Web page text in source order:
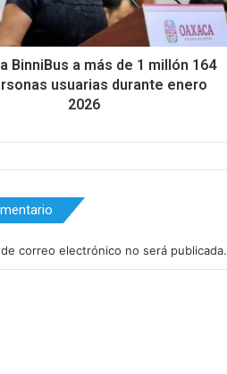
BinniBus a más de 1 millón 164
usuarias durante enero
2026
correo electrónico no será publicada.